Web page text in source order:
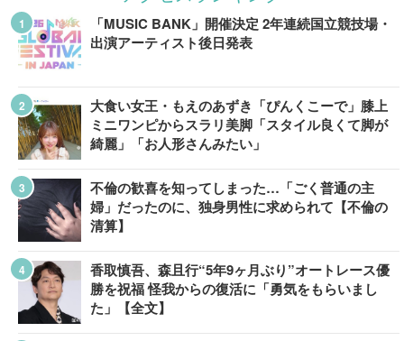
「MUSIC BANK」開催決定 2年連続国立競技場・
出演アーティスト後日発表
大食い女王・もえのあずき「ぴんくこーで」膝上
ミニワンピからスラリ美脚「スタイル良くて脚が
綺麗」「お人形さんみたい」
不倫の歓喜を知ってしまった…「ごく普通の主
婦」だったのに、独身男性に求められて【不倫の
清算】
香取慎吾、森且行“5年9ヶ月ぶり”オートレース優
勝を祝福 怪我からの復活に「勇気をもらいまし
た」【全文】